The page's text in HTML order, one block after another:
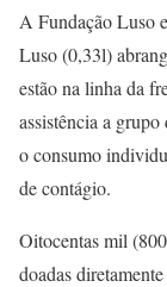
A Fundação Luso
Luso (0,33l)
estão na linha da
assistência a
o consumo
de contágio.
Oitocentas mil
doadas